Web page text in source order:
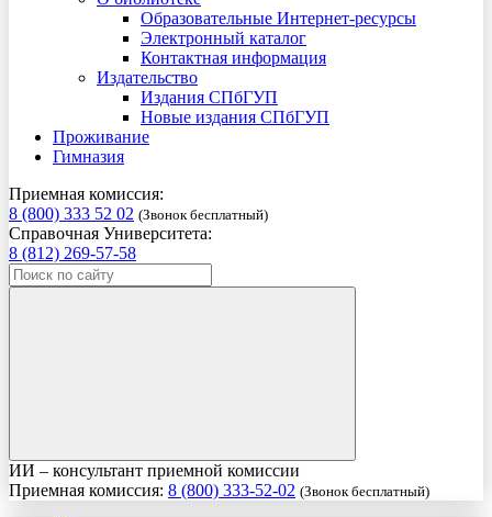
Образовательные Интернет-ресурсы
Электронный каталог
Контактная информация
Издательство
Издания СПбГУП
Новые издания СПбГУП
Проживание
Гимназия
Приемная комиссия:
8 (800) 333 52 02 (Звонок бесплатный)
Справочная Университета:
8 (812) 269-57-58
ИИ – консультант приемной комиссии
Приемная комиссия: 8 (800) 333-52-02 (Звонок бесплатный)